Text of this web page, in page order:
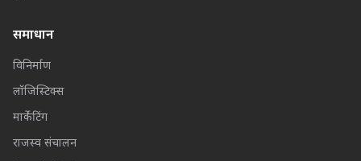
समाधान
विनिर्माण
लॉजिस्टिक्स
मार्केटिंग
राजस्व संचालन